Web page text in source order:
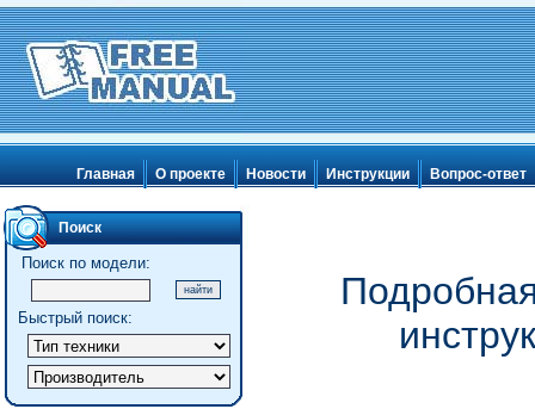
Главная О проекте Новости Инструкции Вопрос-ответ
Поиск
Поиск по модели:
Быстрый поиск: